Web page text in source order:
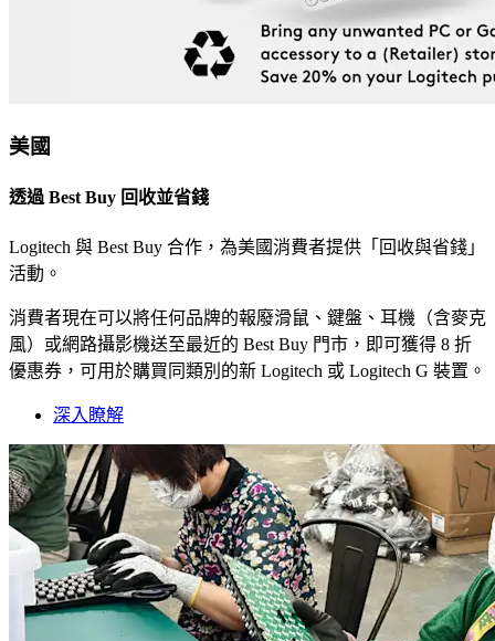
美國
透過 Best Buy 回收並省錢
Logitech 與 Best Buy 合作，為美國消費者提供「回收與省錢」
活動。
消費者現在可以將任何品牌的報廢滑鼠、鍵盤、耳機（含麥克
風）或網路攝影機送至最近的 Best Buy 門市，即可獲得 8 折
優惠券，可用於購買同類別的新 Logitech 或 Logitech G 裝置。
深入瞭解